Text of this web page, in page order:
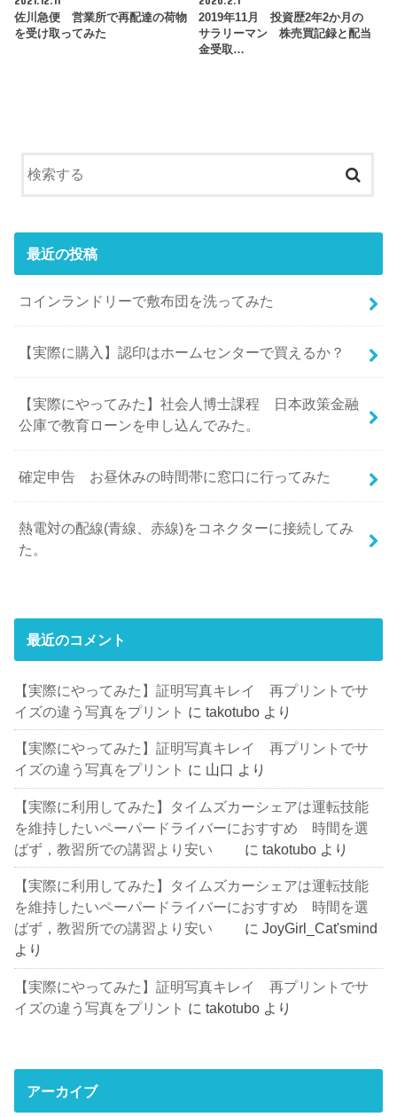
佐川急便 営業所で再配達の荷物
を受け取ってみた
2019年11月 投資歴2年2か月の
サラリーマン 株売買記録と配当
金受取…
最近の投稿
コインランドリーで敷布団を洗ってみた
【実際に購入】認印はホームセンターで買えるか？
【実際にやってみた】社会人博士課程 日本政策金融
公庫で教育ローンを申し込んでみた。
確定申告 お昼休みの時間帯に窓口に行ってみた
熱電対の配線(青線、赤線)をコネクターに接続してみ
た。
最近のコメント
【実際にやってみた】証明写真キレイ 再プリントでサ
イズの違う写真をプリント にtakotubo より
【実際にやってみた】証明写真キレイ 再プリントでサ
イズの違う写真をプリント に 山口 より
【実際に利用してみた】タイムズカーシェアは運転技能
を維持したいペーパードライバーにおすすめ 時間を選
ばず，教習所での講習より安い
にtakotubo より
【実際に利用してみた】タイムズカーシェアは運転技能
を維持したいペーパードライバーにおすすめ 時間を選
ばず，教習所での講習より安い
にJoyGirl_Cat'smind
より
【実際にやってみた】証明写真キレイ 再プリントでサ
イズの違う写真をプリント にtakotubo より
アーカイブ